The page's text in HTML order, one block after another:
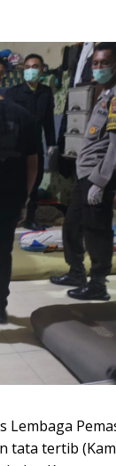
Lembaga
tata tertib